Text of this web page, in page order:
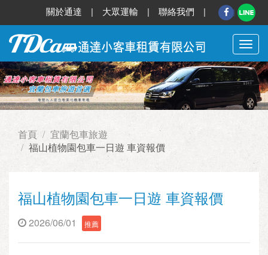
關於通達 | 大眾運輸 | 聯絡我們 |
切
換
選
單
首頁
宜蘭包車旅遊
福山植物園包車一日遊 車資報價
福山植物園包車一日遊 車資報價
2026/06/01 推薦